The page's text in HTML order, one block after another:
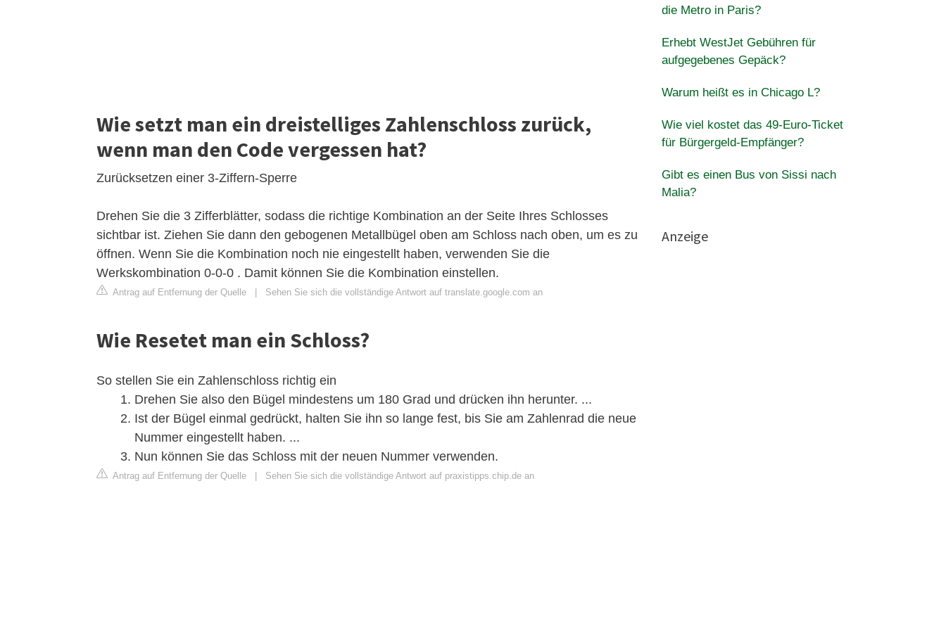
Wie setzt man ein dreistelliges Zahlenschloss zurück,
wenn man den Code vergessen hat?
Zurücksetzen einer 3-Ziffern-Sperre
Drehen Sie die 3 Zifferblätter, sodass die richtige Kombination an der Seite Ihres Schlosses
sichtbar ist. Ziehen Sie dann den gebogenen Metallbügel oben am Schloss nach oben, um es zu
öffnen. Wenn Sie die Kombination noch nie eingestellt haben, verwenden Sie die
Werkskombination 0-0-0 . Damit können Sie die Kombination einstellen.
Antrag auf Entfernung der Quelle Sehen Sie sich die vollständige Antwort auf translate.google.com an
Wie Resetet man ein Schloss?
So stellen Sie ein Zahlenschloss richtig ein
Drehen Sie also den Bügel mindestens um 180 Grad und drücken ihn herunter. ...
Ist der Bügel einmal gedrückt, halten Sie ihn so lange fest, bis Sie am Zahlenrad die neue
Nummer eingestellt haben. ...
Nun können Sie das Schloss mit der neuen Nummer verwenden.
Antrag auf Entfernung der Quelle Sehen Sie sich die vollständige Antwort auf praxistipps.chip.de an
die Metro in Paris?
Erhebt WestJet Gebühren für
aufgegebenes Gepäck?
Warum heißt es in Chicago L?
Wie viel kostet das 49-Euro-Ticket
für Bürgergeld-Empfänger?
Gibt es einen Bus von Sissi nach
Malia?
Anzeige